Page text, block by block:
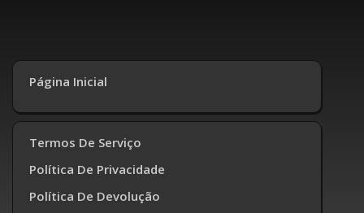
Página Inicial
Termos De Serviço
Política De Privacidade
Política De Devolução